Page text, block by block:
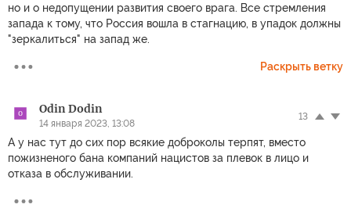
но и о недопущении развития своего врага. Все стремления
запада к тому, что Россия вошла в стагнацию, в упадок должны
"зеркалиться" на запад же.
Раскрыть ветку
Odin Dodin
14 января 2023, 13:08
13
А у нас тут до сих пор всякие доброколы терпят, вместо
пожизненого бана компаний нацистов за плевок в лицо и
отказа в обслуживании.